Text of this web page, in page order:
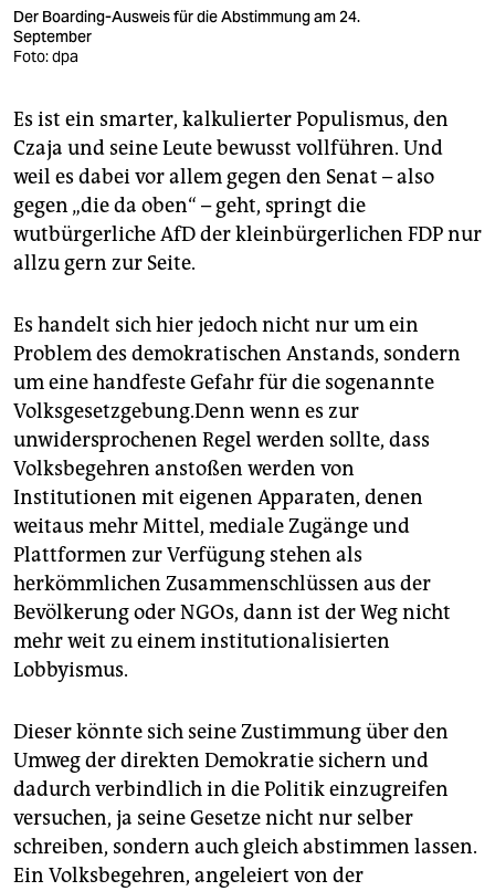
Der Boarding-Ausweis für die Abstimmung am 24.
September
Foto: dpa
Es ist ein smarter, kalkulierter Populismus, den
Czaja und seine Leute bewusst vollführen. Und
weil es dabei vor allem gegen den Senat – also
gegen „die da oben“ – geht, springt die
wutbürgerliche AfD der kleinbürgerlichen FDP nur
allzu gern zur Seite.
Es handelt sich hier jedoch nicht nur um ein
Problem des demokratischen Anstands, sondern
um eine handfeste Gefahr für die sogenannte
Volksgesetzgebung.Denn wenn es zur
unwidersprochenen Regel werden sollte, dass
Volksbegehren anstoßen werden von
Institutionen mit eigenen Apparaten, denen
weitaus mehr Mittel, mediale Zugänge und
Plattformen zur Verfügung stehen als
herkömmlichen Zusammenschlüssen aus der
Bevölkerung oder NGOs, dann ist der Weg nicht
mehr weit zu einem institutionalisierten
Lobbyismus.
Dieser könnte sich seine Zustimmung über den
Umweg der direkten Demokratie sichern und
dadurch verbindlich in die Politik einzugreifen
versuchen, ja seine Gesetze nicht nur selber
schreiben, sondern auch gleich abstimmen lassen.
Ein Volksbegehren, angeleiert von der